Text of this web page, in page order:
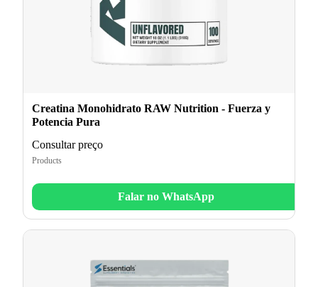
Creatina Monohidrato RAW Nutrition - Fuerza y
Potencia Pura
Consultar preço
Products
Falar no WhatsApp